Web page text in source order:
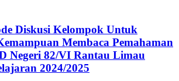
Diskusi Kelompok Untuk
Membaca Pemahaman
Negeri 82/VI Rantau Limau
2024/2025